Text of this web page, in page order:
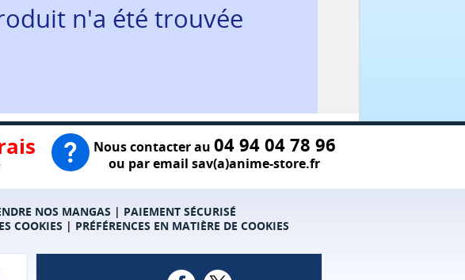
n'a été trouvée
Nous contacter au 04 94 04 78 96
ou par email sav(a)anime-store.fr
NOS MANGAS | PAIEMENT SÉCURISÉ
COOKIES | PRÉFÉRENCES EN MATIÈRE DE COOKIES